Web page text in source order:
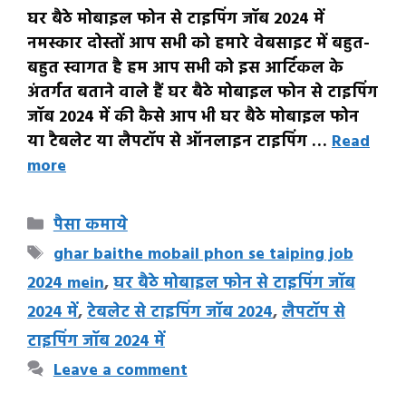
घर बैठे मोबाइल फोन से टाइपिंग जॉब 2024 में
नमस्कार दोस्तों आप सभी को हमारे वेबसाइट में बहुत-
बहुत स्वागत है हम आप सभी को इस आर्टिकल के
अंतर्गत बताने वाले हैं घर बैठे मोबाइल फोन से टाइपिंग
जॉब 2024 में की कैसे आप भी घर बैठे मोबाइल फोन
या टैबलेट या लैपटॉप से ऑनलाइन टाइपिंग … Read
more
Categories
पैसा कमाये
Tags
ghar baithe mobail phon se taiping job
2024 mein,घर बैठे मोबाइल फोन से टाइपिंग जॉब
2024 में,टेबलेट से टाइपिंग जॉब 2024,लैपटॉप से
टाइपिंग जॉब 2024 में
Leave a comment